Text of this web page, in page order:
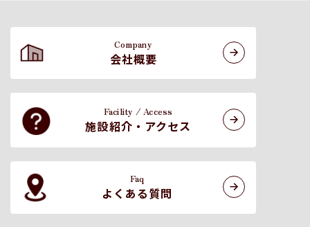
Company
会社概要
Facility / Access
施設紹介・アクセス
Faq
よくある質問